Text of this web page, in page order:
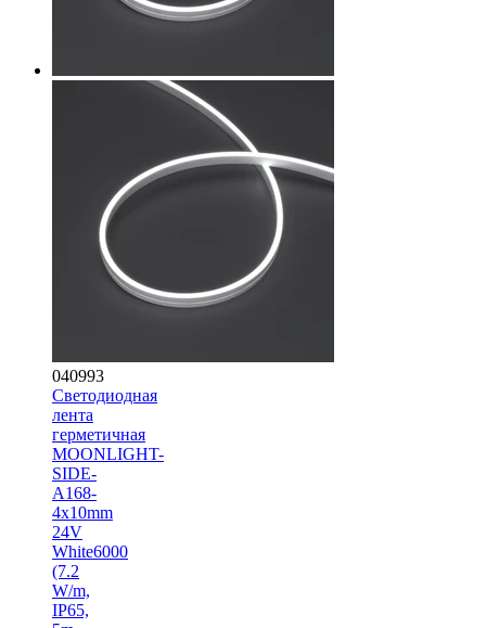
040993
Светодиодная
лента
герметичная
MOONLIGHT-
SIDE-
A168-
4x10mm
24V
White6000
(7.2
W/m,
IP65,